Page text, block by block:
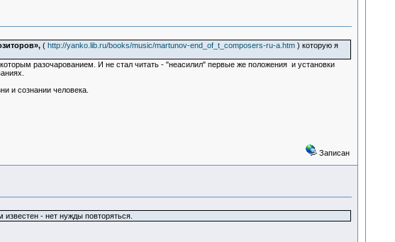
( http://yanko.lib.ru/books/music/martunov-end_of_t_composers-ru-a.htm) которую я
разочарованием. И не стал читать - "неасилил" первые же положения и установки
и сознании человека.
Записан
- нет нужды повторяться.